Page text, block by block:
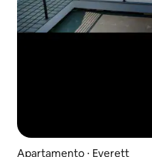
Apartamento ⋅ Everett